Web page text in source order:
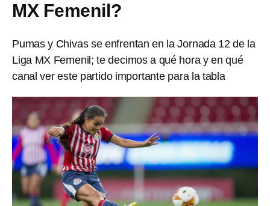
MX Femenil?
Pumas y Chivas se enfrentan en la Jornada 12 de la
Liga MX Femenil; te decimos a qué hora y en qué
canal ver este partido importante para la tabla